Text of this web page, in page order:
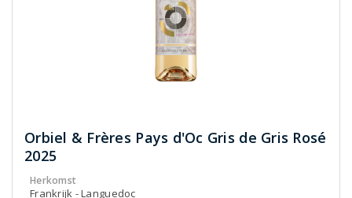
Orbiel & Frères Pays d'Oc Gris de Gris Rosé
2025
Herkomst
Frankrijk - Languedoc